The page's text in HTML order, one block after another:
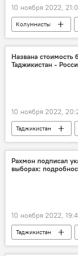
10 ноября 2022,
Колумнисты
Армия и вооружение
Названа стоимость
Таджикистан -
10 ноября 2022,
Таджикистан
Таджикистан: свежие
Рахмон подписал
выборах:
10 ноября 2022,
Таджикистан
регионы